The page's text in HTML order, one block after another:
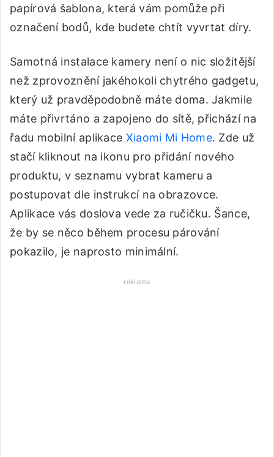
papírová šablona, která vám pomůže při
označení bodů, kde budete chtít vyvrtat díry.
Samotná instalace kamery není o nic složitější
než zprovoznění jakéhokoli chytrého gadgetu,
který už pravděpodobně máte doma. Jakmile
máte přivrtáno a zapojeno do sítě, přichází na
řadu mobilní aplikace Xiaomi Mi Home. Zde už
stačí kliknout na ikonu pro přidání nového
produktu, v seznamu vybrat kameru a
postupovat dle instrukcí na obrazovce.
Aplikace vás doslova vede za ručičku. Šance,
že by se něco během procesu párování
pokazilo, je naprosto minimální.
reklama